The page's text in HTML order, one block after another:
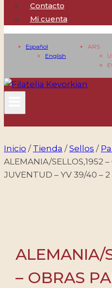
Contacto
Mi cuenta
Español
English
ARS
Inicio / Tienda / Sellos /
ALEMANIA/SELLOS,1952
JUVENTUD – YV 39/40 – 2
ALEMANIA/
– OBRAS